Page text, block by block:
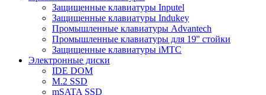
Защищенные клавиатуры Inputel
Защищенные клавиатуры Indukey
Промышленные клавиатуры Advantech
Промышленные клавиатуры для 19'' стойки
Защищенные клавиатуры iMTC
Электронные диски
IDE DOM
M.2 SSD
mSATA SSD